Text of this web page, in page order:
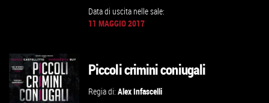
VAI ALLA SCHEDA
Data di uscita nelle sale:
11 MAGGIO 2017
Piccoli crimini coniugali
Regia di:Alex Infascelli